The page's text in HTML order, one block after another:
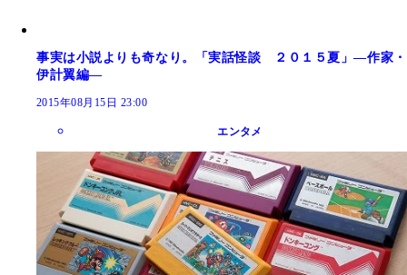
事実は小説よりも奇なり。「実話怪談 ２０１５夏」―作家・
伊計翼編―
2015年08月15日 23:00
エンタメ